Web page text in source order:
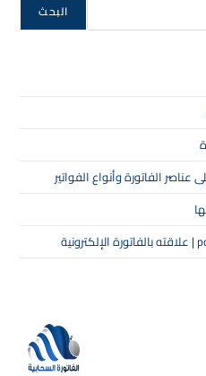
البحث
عناصر الفاتورة وأنواع الفواتير